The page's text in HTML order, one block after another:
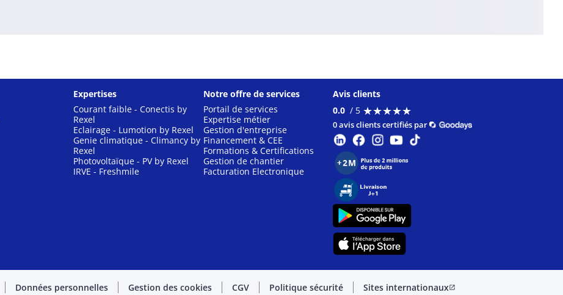
Expertises
Courant faible - Conectis by
Rexel
Eclairage - Lumotion by Rexel
Genie climatique - Climancy by
Rexel
Photovoltaïque - PV by Rexel
IRVE - Freshmile
Notre offre de services
Portail de services
Expertise métier
Gestion d'entreprise
Financement & CEE
Formations & Certifications
Gestion de chantier
Facturation Electronique
Avis clients
0.0 / 5 ★★★★★
★★★★★
0 avis clients certifiés par
Données personnelles Gestion des cookies CGV Politique sécurité Sites internationauxopen_in_new